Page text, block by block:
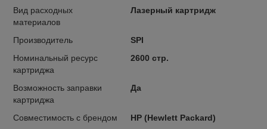
Вид расходных
материалов
Лазерный картридж
Производитель
SPI
Номинальный ресурс
картриджа
2600 стр.
Возможность заправки
картриджа
Да
Совместимость с брендом
HP (Hewlett Packard)